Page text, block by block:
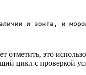
и зонтa, и
отметить, это
цикл с проверкой